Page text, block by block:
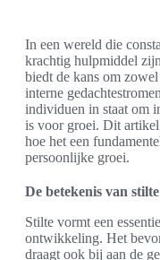
In een wereld die
krachtig hulpmiddel
biedt de kans om
interne
individuen in staat om
is voor groei. Dit artikel
hoe het een
persoonlijke groei.
De betekenis van
Stilte vormt een
ontwikkeling. Het
draagt ook bij aan de